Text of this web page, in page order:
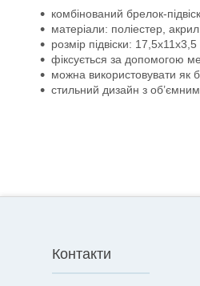
комбінований брелок-
матеріали: поліестер,
розмір підвіски:
фіксується за допомогою
можна використовувати як
стильний дизайн з
Контакти